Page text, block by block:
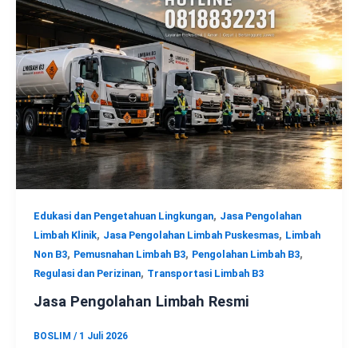
Edukasi dan Pengetahuan Lingkungan, Jasa Pengolahan
Limbah Klinik, Jasa Pengolahan Limbah Puskesmas, Limbah
Non B3, Pemusnahan Limbah B3, Pengolahan Limbah B3,
Regulasi dan Perizinan, Transportasi Limbah B3
Jasa Pengolahan Limbah Resmi
BOSLIM / 1 Juli 2026